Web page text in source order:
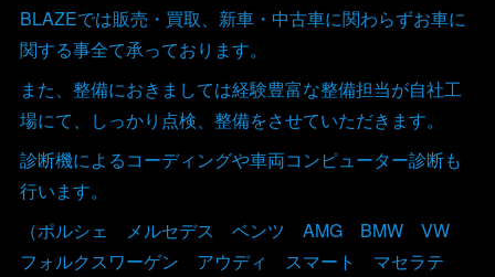
BLAZEでは販売・買取、新車・中古車に関わらずお車に
関する事全て承っております。
また、整備におきましては経験豊富な整備担当が自社工
場にて、しっかり点検、整備をさせていただきます。
診断機によるコーディングや車両コンピューター診断も
行います。
（ポルシェ メルセデス ベンツ AMG BMW VW
フォルクスワーゲン アウディ スマート マセラテ